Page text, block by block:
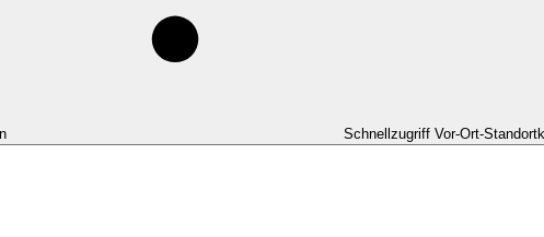
Schnellzugriff Vor-Ort-